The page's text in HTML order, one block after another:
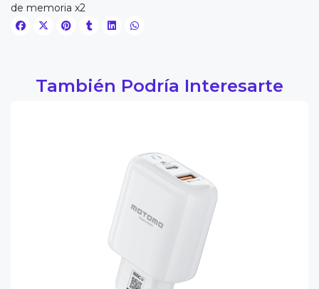
de memoria x2
También Podría Interesarte